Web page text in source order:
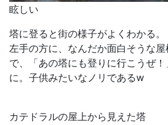
眩しい
塔に登ると街の様子がよくわかる。
左手の方に、なんだか面白そうな
で、「あの塔にも登りに行こうぜ
に。子供みたいなノリであるw
カテドラルの屋上から見えた塔